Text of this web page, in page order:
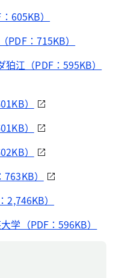
605KB）
：715KB）
江（PDF：595KB）
）
）
）
）
）
学（PDF：596KB）